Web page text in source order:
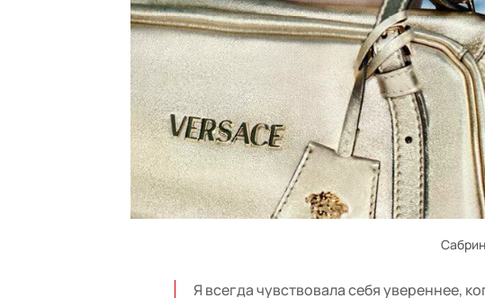
Я всегда чувствовала себя увереннее,